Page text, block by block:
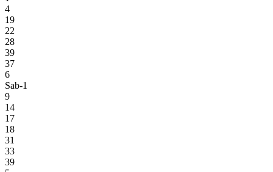
4
19
22
28
39
37
6
Sab-1
9
14
17
18
31
33
39